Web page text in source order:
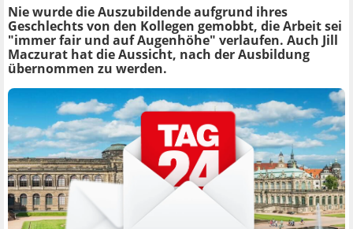
Nie wurde die Auszubildende aufgrund ihres
Geschlechts von den Kollegen gemobbt, die Arbeit sei
"immer fair und auf Augenhöhe" verlaufen. Auch Jill
Maczurat hat die Aussicht, nach der Ausbildung
übernommen zu werden.